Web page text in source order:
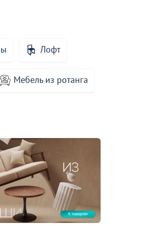
Лофт
Мебель из ротанга